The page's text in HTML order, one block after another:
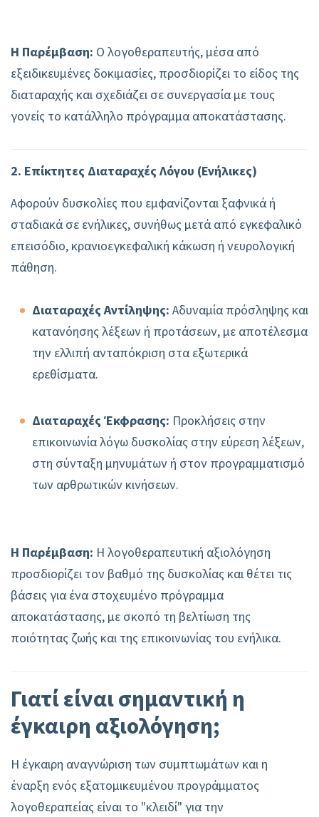
Η Παρέμβαση: Ο λογοθεραπευτής, μέσα από
εξειδικευμένες δοκιμασίες, προσδιορίζει το είδος της
διαταραχής και σχεδιάζει σε συνεργασία με τους
γονείς το κατάλληλο πρόγραμμα αποκατάστασης.
2. Επίκτητες Διαταραχές Λόγου (Ενήλικες)
Αφορούν δυσκολίες που εμφανίζονται ξαφνικά ή
σταδιακά σε ενήλικες, συνήθως μετά από εγκεφαλικό
επεισόδιο, κρανιοεγκεφαλική κάκωση ή νευρολογική
πάθηση.
Διαταραχές Αντίληψης: Αδυναμία πρόσληψης και
κατανόησης λέξεων ή προτάσεων, με αποτέλεσμα
την ελλιπή ανταπόκριση στα εξωτερικά
ερεθίσματα.
Διαταραχές Έκφρασης: Προκλήσεις στην
επικοινωνία λόγω δυσκολίας στην εύρεση λέξεων,
στη σύνταξη μηνυμάτων ή στον προγραμματισμό
των αρθρωτικών κινήσεων.
Η Παρέμβαση: Η λογοθεραπευτική αξιολόγηση
προσδιορίζει τον βαθμό της δυσκολίας και θέτει τις
βάσεις για ένα στοχευμένο πρόγραμμα
αποκατάστασης, με σκοπό τη βελτίωση της
ποιότητας ζωής και της επικοινωνίας του ενήλικα.
Γιατί είναι σημαντική η
έγκαιρη αξιολόγηση;
Η έγκαιρη αναγνώριση των συμπτωμάτων και η
έναρξη ενός εξατομικευμένου προγράμματος
λογοθεραπείας είναι το "κλειδί" για την